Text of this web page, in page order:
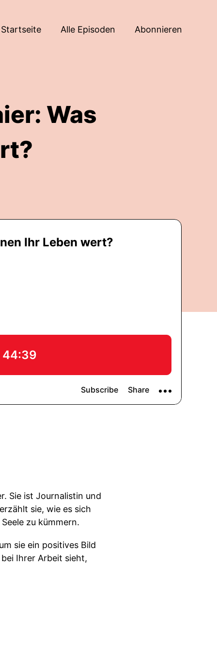
Startseite Alle Episoden Abonnieren
Was
Sie ist Journalistin und
sie, wie es sich
zu kümmern.
sie ein positives Bild
Ihrer Arbeit sieht,